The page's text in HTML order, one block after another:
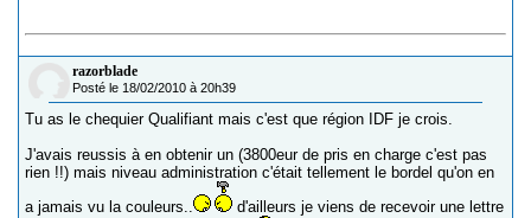
razorblade
Posté le 18/02/2010 à 20h39
Tu as le chequier Qualifiant mais c'est que région IDF je crois.
J'avais reussis à en obtenir un (3800eur de pris en charge c'est pas
rien !!) mais niveau administration c'était tellement le bordel qu'on en
a jamais vu la couleurs..
d'ailleurs je viens de recevoir une lettre